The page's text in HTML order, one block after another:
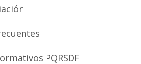
PQRSDF